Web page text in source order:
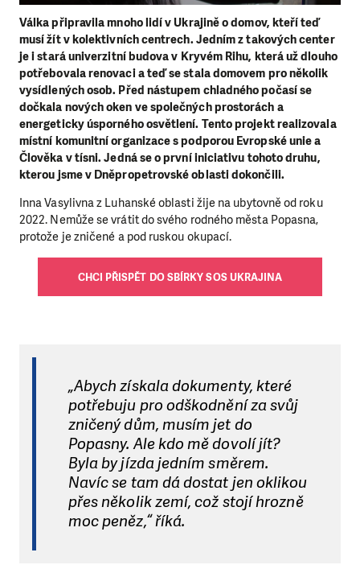
Válka připravila mnoho lidí v Ukrajině o domov, kteří teď
musí žít v kolektivních centrech. Jedním z takových center
je i stará univerzitní budova v Kryvém Rihu, která už dlouho
potřebovala renovaci a teď se stala domovem pro několik
vysídlených osob. Před nástupem chladného počasí se
dočkala nových oken ve společných prostorách a
energeticky úsporného osvětlení. Tento projekt realizovala
místní komunitní organizace s podporou Evropské unie a
Člověka v tísni. Jedná se o první iniciativu tohoto druhu,
kterou jsme v Dněpropetrovské oblasti dokončili.
Inna Vasylivna z Luhanské oblasti žije na ubytovně od roku
2022. Nemůže se vrátit do svého rodného města Popasna,
protože je zničené a pod ruskou okupací.
CHCI PŘISPĚT DO SBÍRKY SOS UKRAJINA
„Abych získala dokumenty, které
potřebuju pro odškodnění za svůj
zničený dům, musím jet do
Popasny. Ale kdo mě dovolí jít?
Byla by jízda jedním směrem.
Navíc se tam dá dostat jen oklikou
přes několik zemí, což stojí hrozně
moc peněz,“ říká.